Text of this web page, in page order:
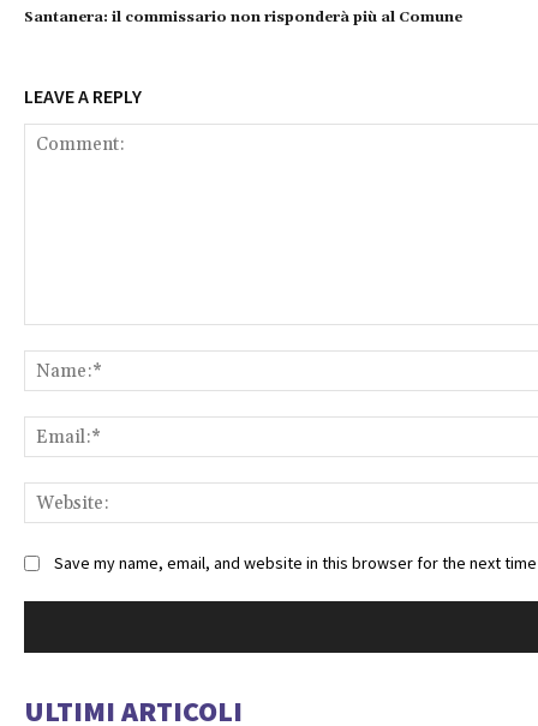
Santanera: il commissario non risponderà più al Comune
LEAVE A REPLY
Save my name, email, and website in this browser for the next
ULTIMI ARTICOLI